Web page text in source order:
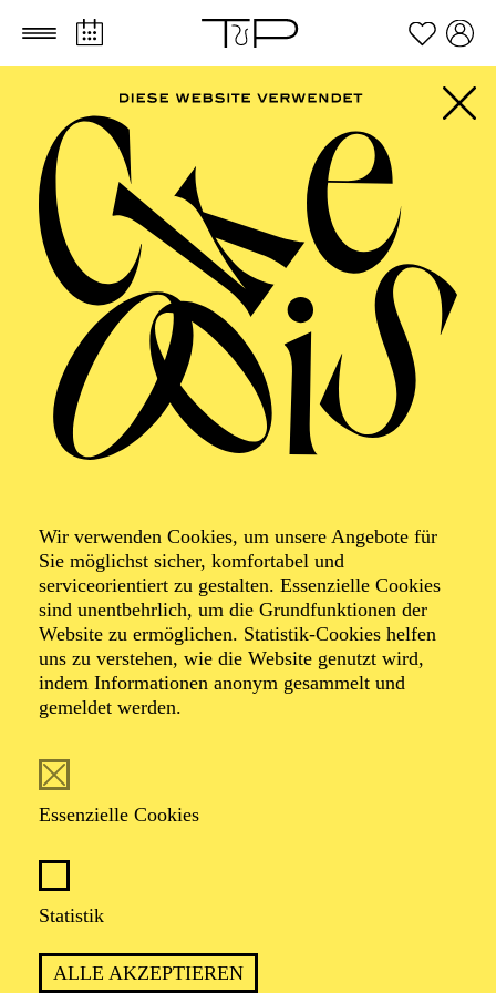
Zum Hauptinhalt springen Zum Footer springen
Wir verwenden Cookies, um unsere Angebote für
Sie möglichst sicher, komfortabel und
serviceorientiert zu gestalten. Essenzielle Cookies
sind unentbehrlich, um die Grundfunktionen der
Website zu ermöglichen. Statistik-Cookies helfen
uns zu verstehen, wie die Website genutzt wird,
indem Informationen anonym gesammelt und
gemeldet werden.
Essenzielle Cookies
Statistik
ALLE AKZEPTIEREN
Alexander Meier-
Dörzenbach
VITA
Alexander Meier-Dörzenbach wurde an der Universität
Hamburg promoviert und hat nach Studienaufenthalten
in Cornell, Yale und Berkeley in Hamburg als
Juniorprofessor für Amerikanistik unterrichtet und
außerdem Dramaturgie an der dortigen HAW und an
der Musikhochschule gelehrt. Er fungierte kurzzeitig
als Chefdramaturg des Aalto-Theaters Essen und ist nun
Herheim für Neuinszenierungen vom Barock bis zur
Moderne zusammen, so u. a. bei den Bayreuther
Festspielen, den Salzburger Fetspielen und
Osterfestspielen sowie dem Glyndebourne Festival,
mehrfach in London, Amsterdam, Graz, Kopenhagen,
Oslo und an den drei Berliner Opernhäusern.
DON GIO­VANNI
TERMINE UND TICKETS